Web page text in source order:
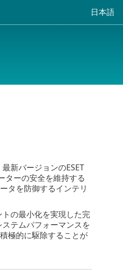
日本語
新バージョンのESET
ターの安全を維持する
タを防御するインテリ
の最小化を実現した完
テムパフォーマンスを
極的に駆除することが